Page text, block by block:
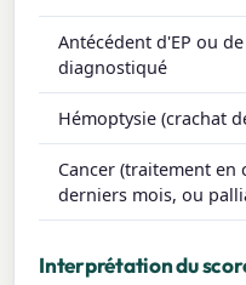
Antécédent d'EP ou
diagnostiqué
Hémoptysie (crachat
Cancer (traitement en
derniers mois, ou
Interprétation du